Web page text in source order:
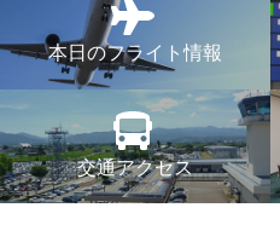
本日のフライト情報
交通アクセス